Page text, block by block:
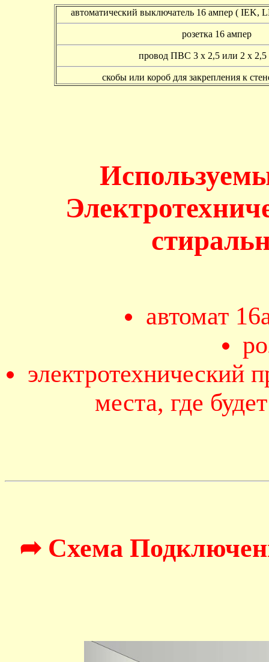
автоматический выключатель 16 ампер (
розетка 16 ампер
провод ПВС 3 х 2,5 или 2 х 2,5
скобы или короб для закрепления к
автомат
места, где
➦ Схема